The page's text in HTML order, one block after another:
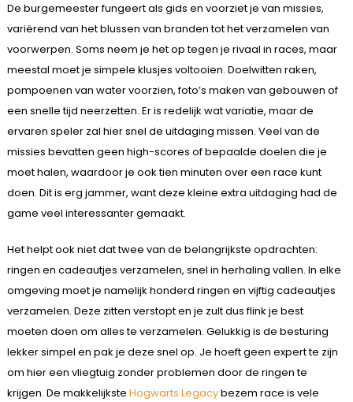
De burgemeester fungeert als gids en voorziet je van missies,
variërend van het blussen van branden tot het verzamelen van
voorwerpen. Soms neem je het op tegen je rivaal in races, maar
meestal moet je simpele klusjes voltooien. Doelwitten raken,
pompoenen van water voorzien, foto’s maken van gebouwen of
een snelle tijd neerzetten. Er is redelijk wat variatie, maar de
ervaren speler zal hier snel de uitdaging missen. Veel van de
missies bevatten geen high-scores of bepaalde doelen die je
moet halen, waardoor je ook tien minuten over een race kunt
doen. Dit is erg jammer, want deze kleine extra uitdaging had de
game veel interessanter gemaakt.
Het helpt ook niet dat twee van de belangrijkste opdrachten:
ringen en cadeautjes verzamelen, snel in herhaling vallen. In elke
omgeving moet je namelijk honderd ringen en vijftig cadeautjes
verzamelen. Deze zitten verstopt en je zult dus flink je best
moeten doen om alles te verzamelen. Gelukkig is de besturing
lekker simpel en pak je deze snel op. Je hoeft geen expert te zijn
om hier een vliegtuig zonder problemen door de ringen te
krijgen. De makkelijkste Hogwarts Legacybezem race is vele